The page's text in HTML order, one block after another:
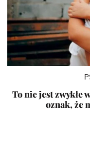
To nie jest zwykłe
oznak, że